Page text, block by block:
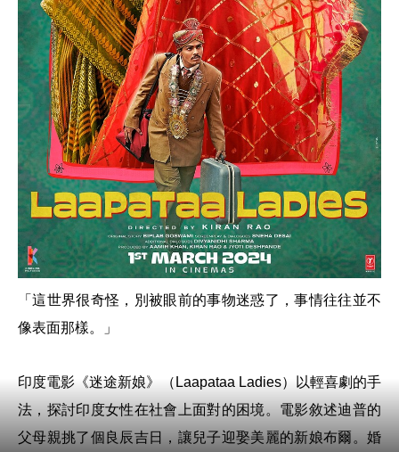
「這世界很奇怪，別被眼前的事物迷惑了，事情往往並不
像表面那樣。」
印度電影《迷途新娘》（Laapataa Ladies）以輕喜劇的手
法，探討印度女性在社會上面對的困境。電影敘述迪普的
父母親挑了個良辰吉日，讓兒子迎娶美麗的新娘布爾。婚